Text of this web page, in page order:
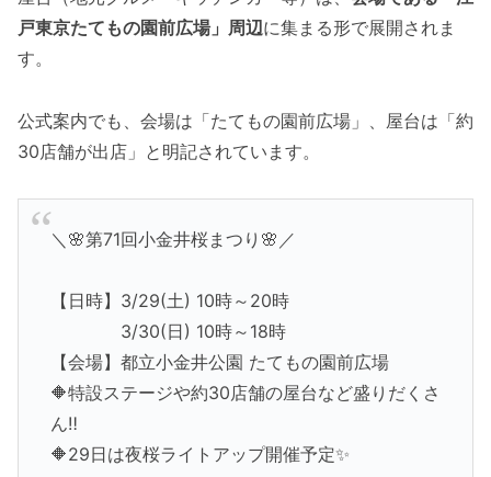
戸東京たてもの園前広場」周辺に集まる形で展開されま
す。
公式案内でも、会場は「たてもの園前広場」、屋台は「約
30店舗が出店」と明記されています。
＼🌸第71回小金井桜まつり🌸／
【日時】3/29(土) 10時～20時
3/30(日) 10時～18時
【会場】都立小金井公園 たてもの園前広場
🔶特設ステージや約30店舗の屋台など盛りだくさ
ん‼
🔶29日は夜桜ライトアップ開催予定✨